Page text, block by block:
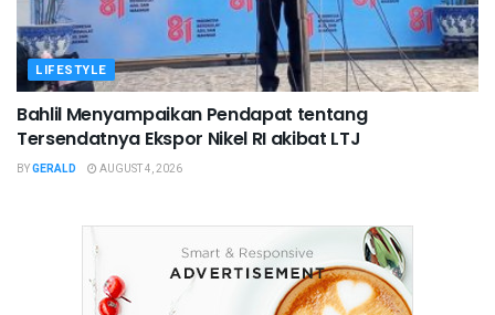
LIFESTYLE
Bahlil Menyampaikan Pendapat tentang
Tersendatnya Ekspor Nikel RI akibat LTJ
BYGERALD AUGUST 4, 2026